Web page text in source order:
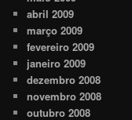
abril 2009
março 2009
fevereiro 2009
janeiro 2009
dezembro 2008
novembro 2008
outubro 2008